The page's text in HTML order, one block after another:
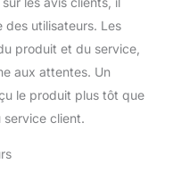
des utilisateurs. Les
produit et du service,
aux attentes. Un
le produit plus tôt que
service client.